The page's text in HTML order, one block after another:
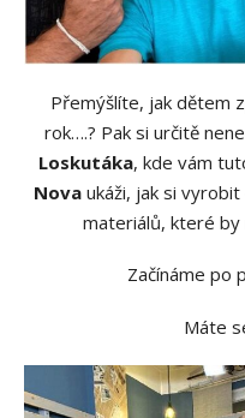
Přemýšlíte, jak dětem
rok….? Pak si určitě
Loskutáka, kde vám
Nova ukáži, jak si
materiálů, které by
Začínáme po
Máte